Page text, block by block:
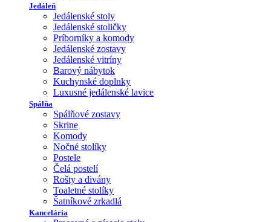
Jedáleň
Jedálenské stoly
Jedálenské stoličky
Príborníky a komody
Jedálenské zostavy
Jedálenské vitríny
Barový nábytok
Kuchynské doplnky
Luxusné jedálenské lavice
Spálňa
Spálňové zostavy
Skrine
Komody
Nočné stolíky
Postele
Čelá postelí
Rošty a divány
Toaletné stolíky
Šatníkové zrkadlá
Kancelária